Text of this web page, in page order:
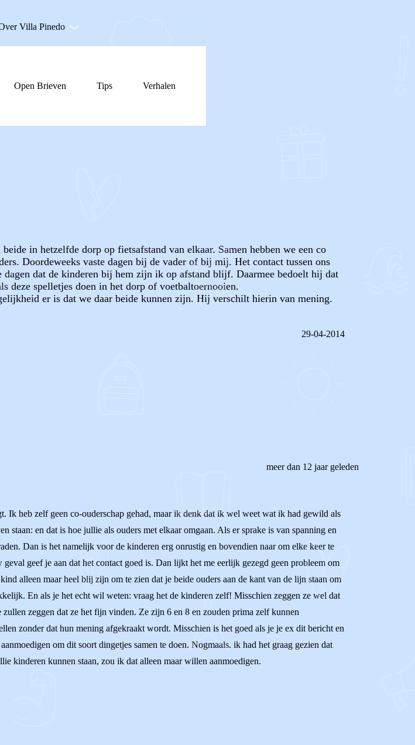
Villa Pinedo
Open Brieven Tips Verhalen
in hetzelfde dorp op fietsafstand van elkaar. Samen hebben we een co
Doordeweeks vaste dagen bij de vader of bij mij. Het contact tussen ons
dat de kinderen bij hem zijn ik op afstand blijf. Daarmee bedoelt hij dat
deze spelletjes doen in het dorp of voetbaltoernooien.
er is dat we daar beide kunnen zijn. Hij verschilt hierin van mening.
29-04-2014
meer dan 12 jaar geleden
Ik heb zelf geen co-ouderschap gehad, maar ik denk dat ik wel weet wat ik had gewild als
staan: en dat is hoe jullie als ouders met elkaar omgaan. Als er sprake is van spanning en
Dan is het namelijk voor de kinderen erg onrustig en bovendien naar om elke keer te
geef je aan dat het contact goed is. Dan lijkt het me eerlijk gezegd geen probleem om
alleen maar heel blij zijn om te zien dat je beide ouders aan de kant van de lijn staan om
En als je het echt wil weten: vraag het de kinderen zelf! Misschien zeggen ze wel dat
zeggen dat ze het fijn vinden. Ze zijn 6 en 8 en zouden prima zelf kunnen
zonder dat hun mening afgekraakt wordt. Misschien is het goed als je je ex dit bericht en
om dit soort dingetjes samen te doen. Nogmaals. ik had het graag gezien dat
kinderen kunnen staan, zou ik dat alleen maar willen aanmoedigen.